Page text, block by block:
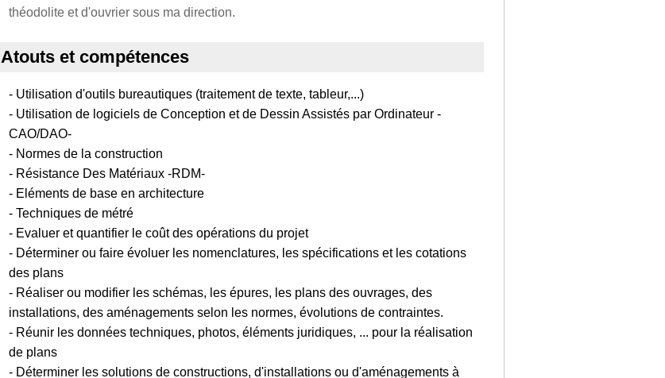
théodolite et d'ouvrier sous ma direction.
Atouts et compétences
- Utilisation d'outils bureautiques (traitement de texte, tableur,...)
- Utilisation de logiciels de Conception et de Dessin Assistés par Ordinateur -
CAO/DAO-
- Normes de la construction
- Résistance Des Matériaux -RDM-
- Eléments de base en architecture
- Techniques de métré
- Evaluer et quantifier le coût des opérations du projet
- Déterminer ou faire évoluer les nomenclatures, les spécifications et les cotations
des plans
- Réaliser ou modifier les schémas, les épures, les plans des ouvrages, des
installations, des aménagements selon les normes, évolutions de contraintes.
- Réunir les données techniques, photos, éléments juridiques, ... pour la réalisation
de plans
- Déterminer les solutions de constructions, d'installations ou d'aménagements à